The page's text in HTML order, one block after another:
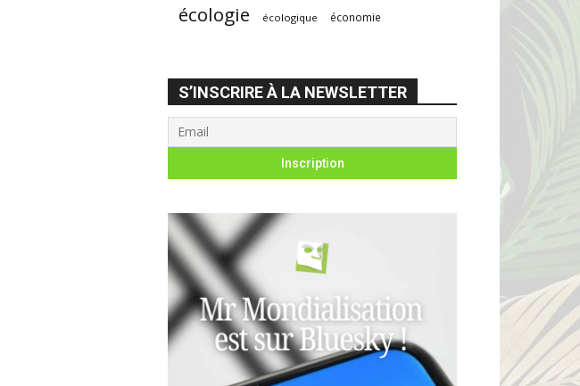
écologie
écologique économie
S’INSCRIRE À LA NEWSLETTER